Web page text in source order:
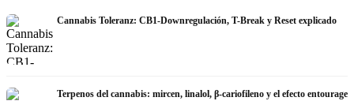
Cannabis Toleranz: CB1-Downregulación, T-Break y Reset explicado
Terpenos del cannabis: mircen, linalol, β-cariofileno y el efecto entourage